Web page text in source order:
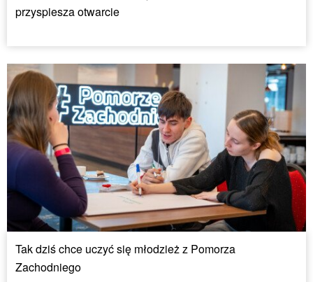
przyspiesza otwarcie
Tak dziś chce uczyć się młodzież z Pomorza
Zachodniego